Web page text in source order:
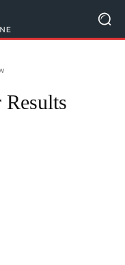
Results